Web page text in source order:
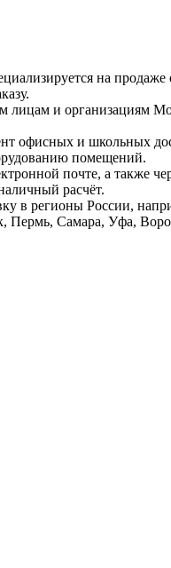
на
лицам и организациям
офисных и школьных
помещений.
почте, а также
расчёт.
в регионы России,
Пермь, Самара, Уфа,